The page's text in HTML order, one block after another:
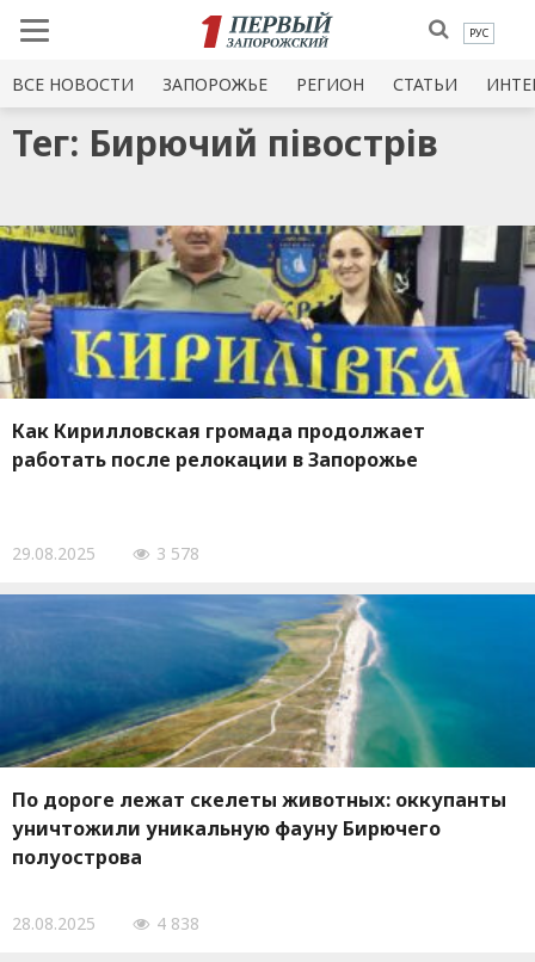
РУС
ВСЕ НОВОСТИ ЗАПОРОЖЬЕ РЕГИОН СТАТЬИ
Тег: Бирючий півострів
Как Кирилловская громада продолжает
работать после релокации в Запорожье
29.08.2025 3 578
По дороге лежат скелеты животных: оккупанты
уничтожили уникальную фауну Бирючего
полуострова
28.08.2025 4 838